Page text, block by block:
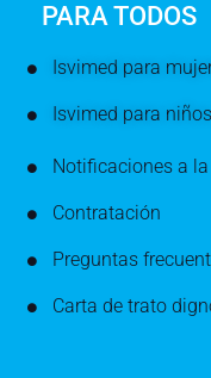
PARA TODOS
Isvimed para
Isvimed para
Notificaciones a
Contratación
Preguntas
Carta de trato